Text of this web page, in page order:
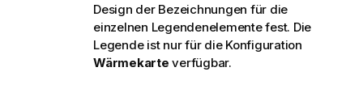
Design der Bezeichnungen für die
einzelnen Legendenelemente fest. Die
Legende ist nur für die Konfiguration
Wärmekarte verfügbar.